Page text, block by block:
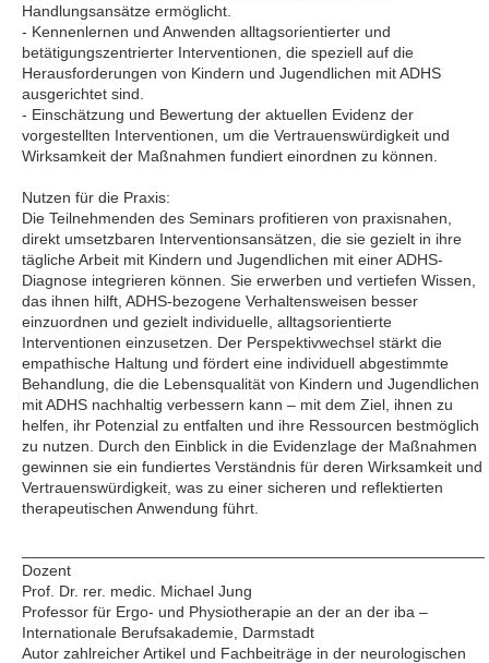
Handlungsansätze ermöglicht.
- Kennenlernen und Anwenden alltagsorientierter und
betätigungszentrierter Interventionen, die speziell auf die
Herausforderungen von Kindern und Jugendlichen mit ADHS
ausgerichtet sind.
- Einschätzung und Bewertung der aktuellen Evidenz der
vorgestellten Interventionen, um die Vertrauenswürdigkeit und
Wirksamkeit der Maßnahmen fundiert einordnen zu können.
Nutzen für die Praxis:
Die Teilnehmenden des Seminars profitieren von praxisnahen,
direkt umsetzbaren Interventionsansätzen, die sie gezielt in ihre
tägliche Arbeit mit Kindern und Jugendlichen mit einer ADHS-
Diagnose integrieren können. Sie erwerben und vertiefen Wissen,
das ihnen hilft, ADHS-bezogene Verhaltensweisen besser
einzuordnen und gezielt individuelle, alltagsorientierte
Interventionen einzusetzen. Der Perspektivwechsel stärkt die
empathische Haltung und fördert eine individuell abgestimmte
Behandlung, die die Lebensqualität von Kindern und Jugendlichen
mit ADHS nachhaltig verbessern kann – mit dem Ziel, ihnen zu
helfen, ihr Potenzial zu entfalten und ihre Ressourcen bestmöglich
zu nutzen. Durch den Einblick in die Evidenzlage der Maßnahmen
gewinnen sie ein fundiertes Verständnis für deren Wirksamkeit und
Vertrauenswürdigkeit, was zu einer sicheren und reflektierten
therapeutischen Anwendung führt.
Dozent
Prof. Dr. rer. medic. Michael Jung
Professor für Ergo- und Physiotherapie an der an der iba –
Internationale Berufsakademie, Darmstadt
Autor zahlreicher Artikel und Fachbeiträge in der neurologischen